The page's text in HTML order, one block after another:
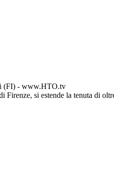
(FI) - www.HTO.tv
Firenze, si estende la tenuta di